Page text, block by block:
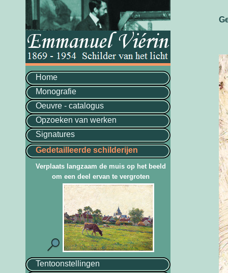
Home
Monografie
Oeuvre - catalogus
Opzoeken van werken
Signatures
Gedetailleerde schilderijen
Verplaats langzaam de muis op het beeld
om een deel ervan te vergroten
Tentoonstellingen